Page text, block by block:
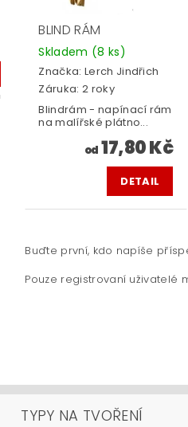
BLIND RÁM
Skladem (8 ks)
Značka: Lerch Jindřich
Záruka: 2 roky
Blindrám - napínací rám
na malířské plátno...
od 17,80 Kč
DETAIL
Buďte první, kdo napíše
Pouze registrovaní uživatelé
TYPY NA TVOŘENÍ